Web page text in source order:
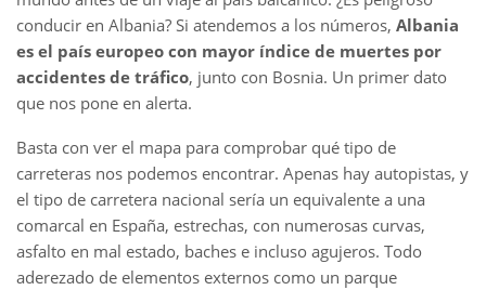
conducir en Albania? Si atendemos a los números, Albania
es el país europeo con mayor índice de muertes por
accidentes de tráfico, junto con Bosnia. Un primer dato
que nos pone en alerta.
Basta con ver el mapa para comprobar qué tipo de
carreteras nos podemos encontrar. Apenas hay autopistas, y
el tipo de carretera nacional sería un equivalente a una
comarcal en España, estrechas, con numerosas curvas,
asfalto en mal estado, baches e incluso agujeros. Todo
aderezado de elementos externos como un parque